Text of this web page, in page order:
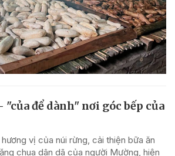
"của để dành" nơi góc bếp của
vị của núi rừng, cải thiện bữa ăn
chua dân dã của người Mường, hiện